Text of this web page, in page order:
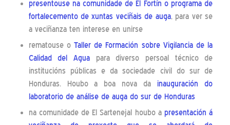
presentouse na comunidade de El Fortín o programa de
fortalecemento de xuntas veciñais de auga, para ver se
a veciñanza ten interese en unirse
rematouse o Taller de Formación sobre Vigilancia de la
Calidad del Aguapara diverso persoal técnico de
institucións públicas e da sociedade civil do sur de
Honduras. Houbo a boa nova da inauguración do
laboratorio de análise de auga do sur de Honduras
na comunidade de El Sartenejal houbo a presentación á